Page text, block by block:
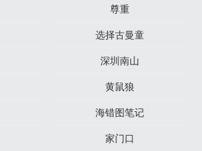
尊重
选择古曼童
深圳南山
黄鼠狼
海错图笔记
家门口